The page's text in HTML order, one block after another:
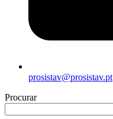
prosistav@prosistav.pt
Procurar